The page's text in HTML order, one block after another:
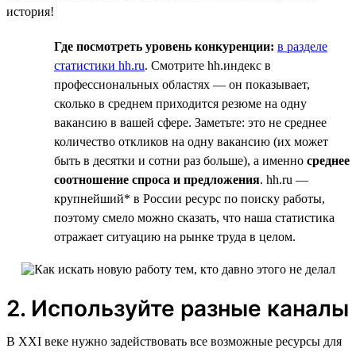
история!
Где посмотреть уровень конкуренции: в разделе
статистики hh.ru. Смотрите hh.индекс в
профессиональных областях — он показывает,
сколько в среднем приходится резюме на одну
вакансию в вашей сфере. Заметьте: это не среднее
количество откликов на одну вакансию (их может
быть в десятки и сотни раз больше), а именно среднее
соотношение спроса и предложения. hh.ru —
крупнейший* в России ресурс по поиску работы,
поэтому смело можно сказать, что наша статистика
отражает ситуацию на рынке труда в целом.
2. Используйте разные каналы
В XXI веке нужно задействовать все возможные ресурсы для